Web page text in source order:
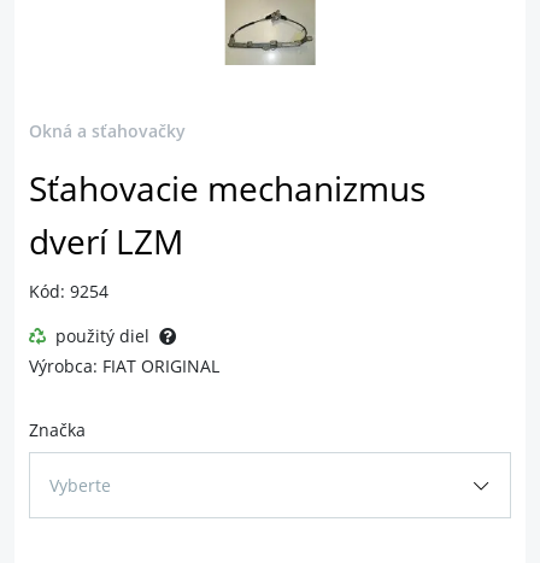
Okná a sťahovačky
Sťahovacie mechanizmus
dverí LZM
Kód: 9254
použitý diel
Výrobca: FIAT ORIGINAL
Značka
Vyberte